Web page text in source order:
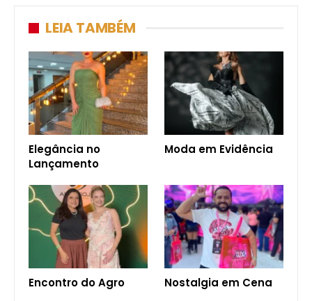
LEIA TAMBÉM
Elegância no
Lançamento
Moda em Evidência
Encontro do Agro Nostalgia em Cena